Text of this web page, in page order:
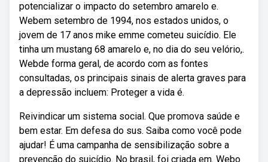
potencializar o impacto do setembro amarelo e.
Webem setembro de 1994, nos estados unidos, o
jovem de 17 anos mike emme cometeu suicídio. Ele
tinha um mustang 68 amarelo e, no dia do seu velório,.
Webde forma geral, de acordo com as fontes
consultadas, os principais sinais de alerta graves para
a depressão incluem: Proteger a vida é.
Reivindicar um sistema social. Que promova saúde e
bem estar. Em defesa do sus. Saiba como você pode
ajudar! É uma campanha de sensibilização sobre a
prevenção do suicídio. No brasil, foi criada em. Webo